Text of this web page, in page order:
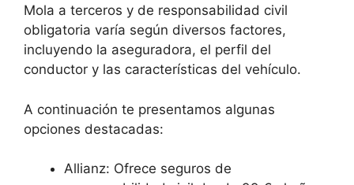
Mola a terceros y de responsabilidad civil
obligatoria varía según diversos factores,
incluyendo la aseguradora, el perfil del
conductor y las características del vehículo.
A continuación te presentamos algunas
opciones destacadas:
Allianz: Ofrece seguros de